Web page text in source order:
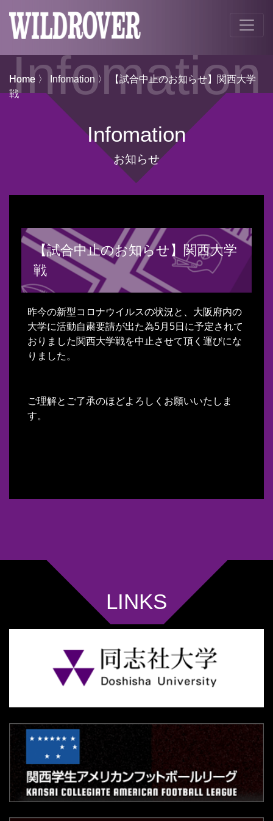
Home
Home 〉 Infomation 〉 【試合中止のお知らせ】関西大学
戦
Infomation
Infomation
お知らせ
【試合中止のお知らせ】関西大学
戦
昨今の新型コロナウイルスの状況と、大阪府内の
大学に活動自粛要請が出た為5月5日に予定されて
おりました関西大学戦を中止させて頂く運びにな
りました。
ご理解とご了承のほどよろしくお願いいたしま
す。
LINKS